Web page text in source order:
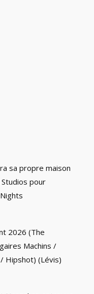
sa propre maison
pour
2026 (The
Machins /
Hipshot) (Lévis)